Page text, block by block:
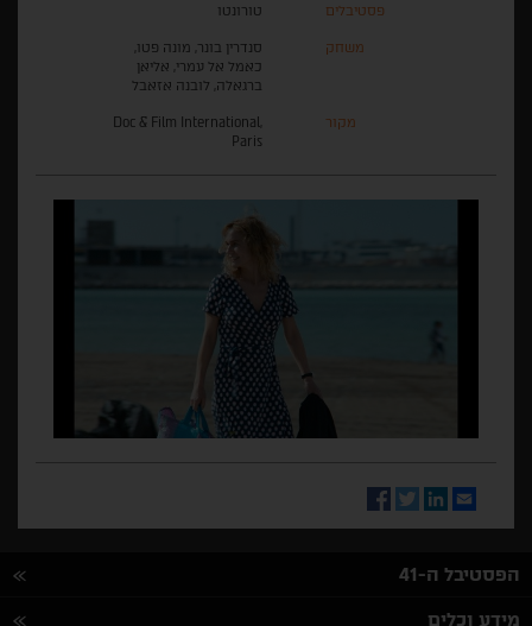
פסטיבלים טורונטו
משחק
סנדרין בונר, מונה פטו,
כאמל אל עמרי, אליאן
ברגאלה, לובנה אזאבל
מקור
Doc & Film International,
Paris
Email
LinkedIn
Twitter
Facebook
הפסטיבל ה-41
מידע וכלים